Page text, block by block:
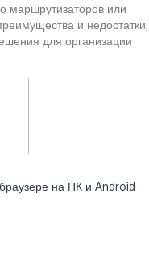
маршрутизаторов или
и недостатки,
для организации
на ПК и Android